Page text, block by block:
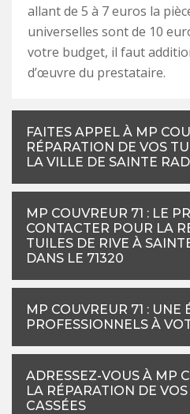
allant de 5 à 7 euros la
universelles sont de 10
votre budget, il faut
d’œuvre du prestataire.
FAITES APPEL À MP
RÉPARATION DE VOS
LA VILLE DE SAINTE
MP COUVREUR 71 : LE
CONTACTER POUR LA
TUILES DE RIVE À
DANS LE 71320
MP COUVREUR 71 : UNE
PROFESSIONNELS À
ADRESSEZ-VOUS À MP
LA RÉPARATION DE
CASSÉES